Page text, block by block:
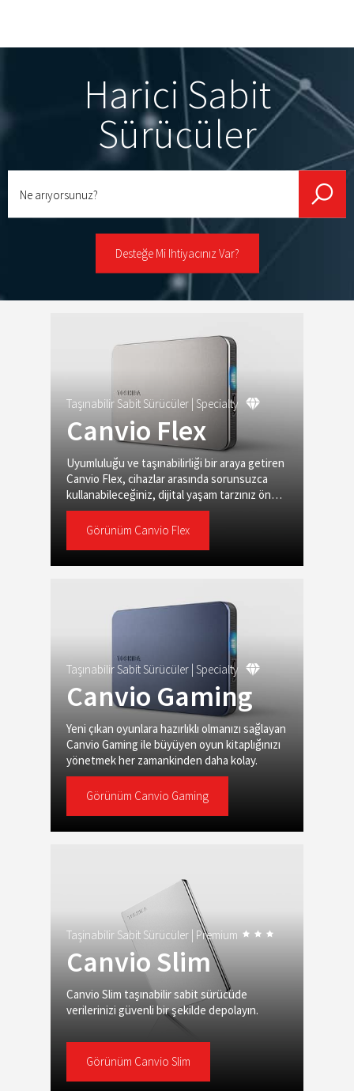
Harici Sabit
Sürücüler
Ne
arıyorsunuz?
Desteğe Mi Ihtiyacınız Var?
Taşınabilir Sabit Sürücüler | Specialty
Canvio Flex
Uyumluluğu ve taşınabilirliği bir araya getiren
Canvio Flex, cihazlar arasında sorunsuzca
kullanabileceğiniz, dijital yaşam tarzınız ön
planda tutularak tasarlanmış bir depolama
çözümüdür.
Görünüm Canvio Flex
Taşınabilir Sabit Sürücüler | Specialty
Canvio Gaming
Yeni çıkan oyunlara hazırlıklı olmanızı sağlayan
Canvio Gaming ile büyüyen oyun kitaplığınızı
yönetmek her zamankinden daha kolay.
Görünüm Canvio Gaming
Taşinabilir Sabit Sürücüler | Premium
Canvio Slim
Canvio Slim taşınabilir sabit sürücüde
verilerinizi güvenli bir şekilde depolayın.
Görünüm Canvio Slim